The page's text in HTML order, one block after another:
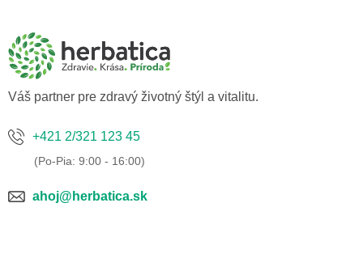
Váš partner pre zdravý životný štýl a vitalitu.
+421 2/321 123 45
ahoj@herbatica.sk